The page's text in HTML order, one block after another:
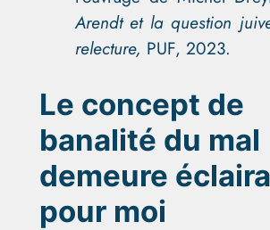
Arendt et la question
relecture, PUF, 2023.
Le concept de
banalité du mal
demeure
pour moi